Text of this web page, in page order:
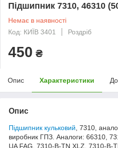
Підшипник 7310, 46310
Немає в наявності
Код: КИЇВ 3401
Роздріб
450 ₴
Опис Характеристики
Опис
Підшипник кульковий , 7310,
виробник ГПЗ. Аналоги: 66310,
UA FAG, 7310-B-TN XLZ, 7310-B-